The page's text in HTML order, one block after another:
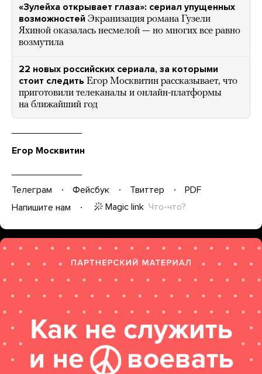
«Зулейха открывает глаза»: сериал упущенных
возможностей Экранизация романа Гузели
Яхиной оказалась несмелой — но многих все равно
возмутила
22 новых российских сериала, за которыми
стоит следить Егор Москвитин рассказывает, что
приготовили телеканалы и онлайн-платформы
на ближайший год
Егор Москвитин
Телеграм Фейсбук Твиттер
PDF
Напишите нам
Magic link Что-что?